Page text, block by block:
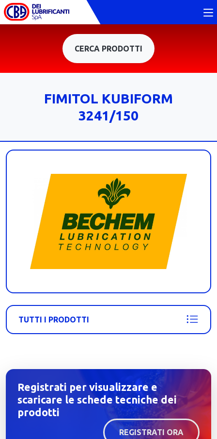
CERCA PRODOTTI
FIMITOL KUBIFORM
3241/150
TUTTI I PRODOTTI
Registrati per visualizzare e
scaricare le schede tecniche dei
prodotti
REGISTRATI ORA